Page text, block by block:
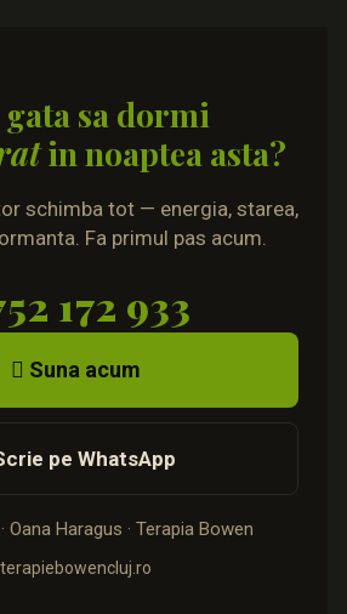
sa dormi
in noaptea asta?
schimba tot — energia, starea,
Fa primul pas acum.
172 933
 Suna acum
pe WhatsApp
Oana Haragus · Terapia Bowen
terapiebowencluj.ro